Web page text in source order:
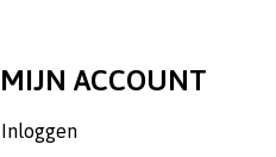
MIJN ACCOUNT
Inloggen